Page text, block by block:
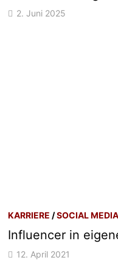
2. Juni 2025
KARRIERE /SOCIAL MEDIA
Influencer in
12. April 2021